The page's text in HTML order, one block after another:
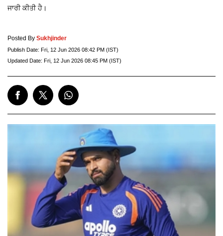
ਜਾਰੀ ਕੀਤੀ ਹੈ।
Posted By Sukhjinder
Publish Date: Fri, 12 Jun 2026 08:42 PM (IST)
Updated Date: Fri, 12 Jun 2026 08:45 PM (IST)